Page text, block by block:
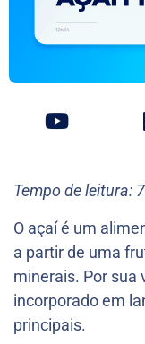
Tempo de leitura:
O açaí é um
a partir de uma
minerais. Por sua
incorporado em
principais.